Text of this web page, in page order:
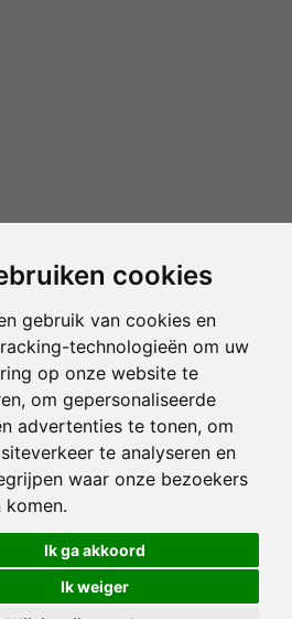
cookies
gebruik van cookies en
technologieën om uw
op onze website te
om gepersonaliseerde
advertenties te tonen, om
te analyseren en
waar onze bezoekers
komen.
Ik ga akkoord
Ik weiger
Update cookies voorkeuren
dat u dealgemene voorwaarden van CBW
Vloerenvoordelig.nl is een onderdeel van